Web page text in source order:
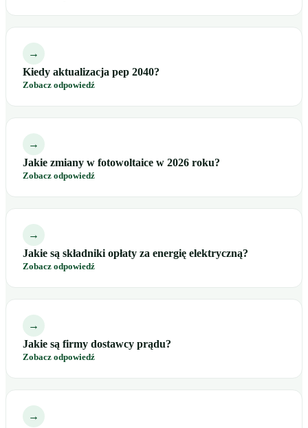
→
Kiedy aktualizacja pep 2040?
Zobacz odpowiedź
→
Jakie zmiany w fotowoltaice w 2026 roku?
Zobacz odpowiedź
→
Jakie są składniki opłaty za energię elektryczną?
Zobacz odpowiedź
→
Jakie są firmy dostawcy prądu?
Zobacz odpowiedź
→